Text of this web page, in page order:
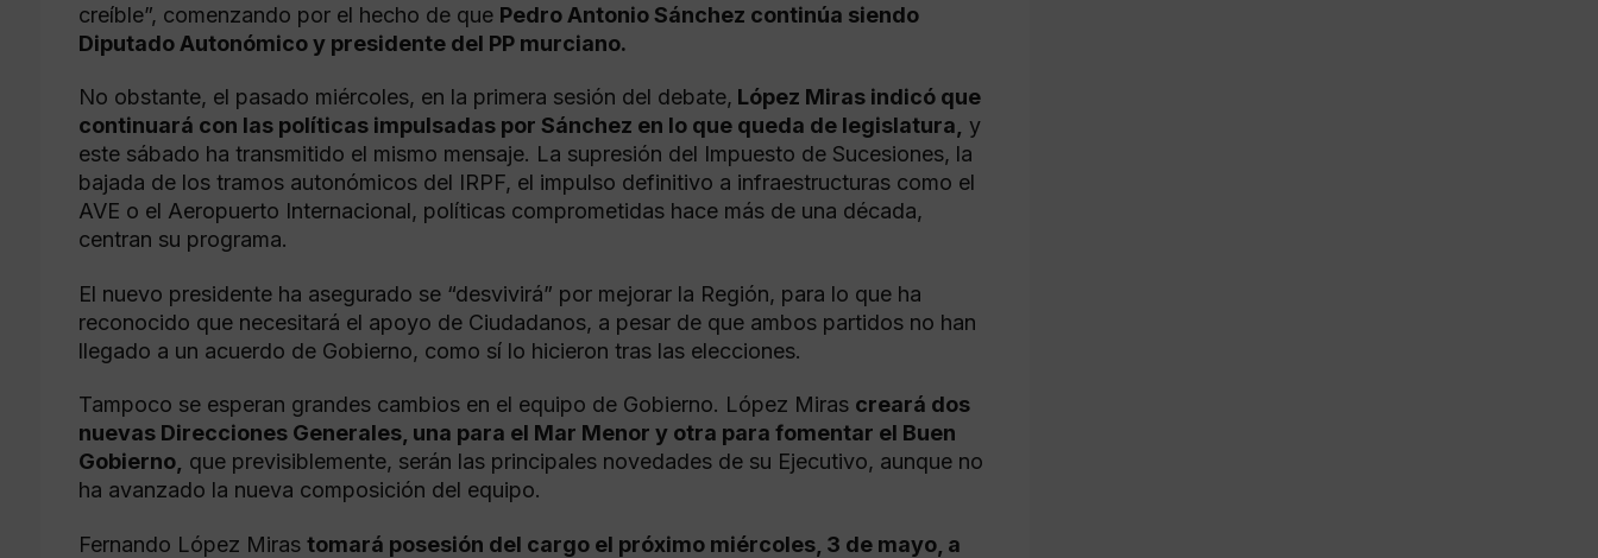
creíble”, comenzando por el hecho de que Pedro Antonio Sánchez continúa siendo
Diputado Autonómico y presidente del PP murciano.
No obstante, el pasado miércoles, en la primera sesión del debate, López Miras indicó que
continuará con las políticas impulsadas por Sánchez en lo que queda de legislatura, y
este sábado ha transmitido el mismo mensaje. La supresión del Impuesto de Sucesiones, la
bajada de los tramos autonómicos del IRPF, el impulso definitivo a infraestructuras como el
AVE o el Aeropuerto Internacional, políticas comprometidas hace más de una década,
centran su programa.
El nuevo presidente ha asegurado se “desvivirá” por mejorar la Región, para lo que ha
reconocido que necesitará el apoyo de Ciudadanos, a pesar de que ambos partidos no han
llegado a un acuerdo de Gobierno, como sí lo hicieron tras las elecciones.
Tampoco se esperan grandes cambios en el equipo de Gobierno. López Miras creará dos
nuevas Direcciones Generales, una para el Mar Menor y otra para fomentar el Buen
Gobierno, que previsiblemente, serán las principales novedades de su Ejecutivo, aunque no
ha avanzado la nueva composición del equipo.
Fernando López Miras tomará posesión del cargo el próximo miércoles, 3 de mayo, a